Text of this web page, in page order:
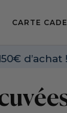
CARTE
d’achat !